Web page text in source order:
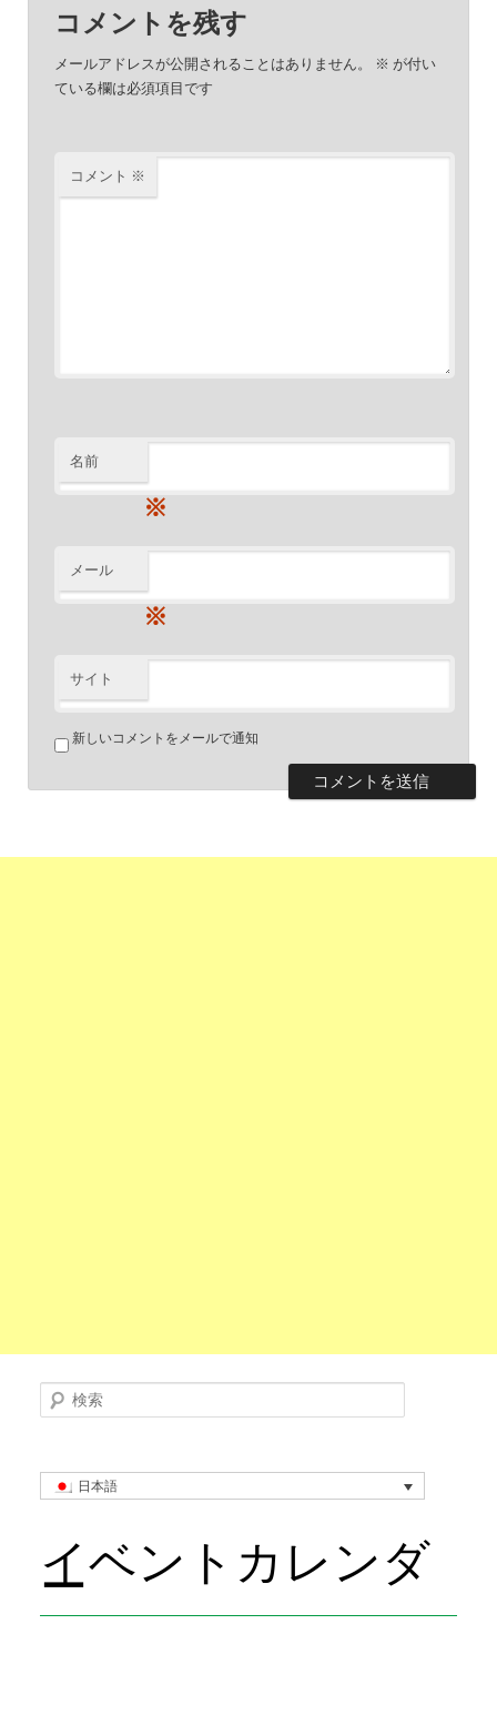
コメントを残す
メールアドレスが公開されることはありません。 ※ が付い
ている欄は必須項目です
コメント ※
名前
※
メール
※
サイト
新しいコメントをメールで通知
検索
日本語
イベントカレンダ
ー